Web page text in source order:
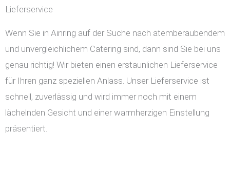
Lieferservice
Wenn Sie in Ainring auf der Suche nach atemberaubendem
und unvergleichlichem Catering sind, dann sind Sie bei uns
genau richtig! Wir bieten einen erstaunlichen Lieferservice
für Ihren ganz speziellen Anlass. Unser Lieferservice ist
schnell, zuverlässig und wird immer noch mit einem
lächelnden Gesicht und einer warmherzigen Einstellung
präsentiert.